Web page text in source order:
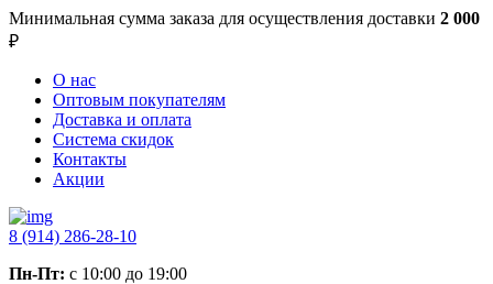
Минимальная сумма заказа для осуществления доставки 2 000
₽
О нас
Оптовым покупателям
Доставка и оплата
Система скидок
Контакты
Акции
8 (914) 286-28-10
Пн-Пт: с 10:00 до 19:00